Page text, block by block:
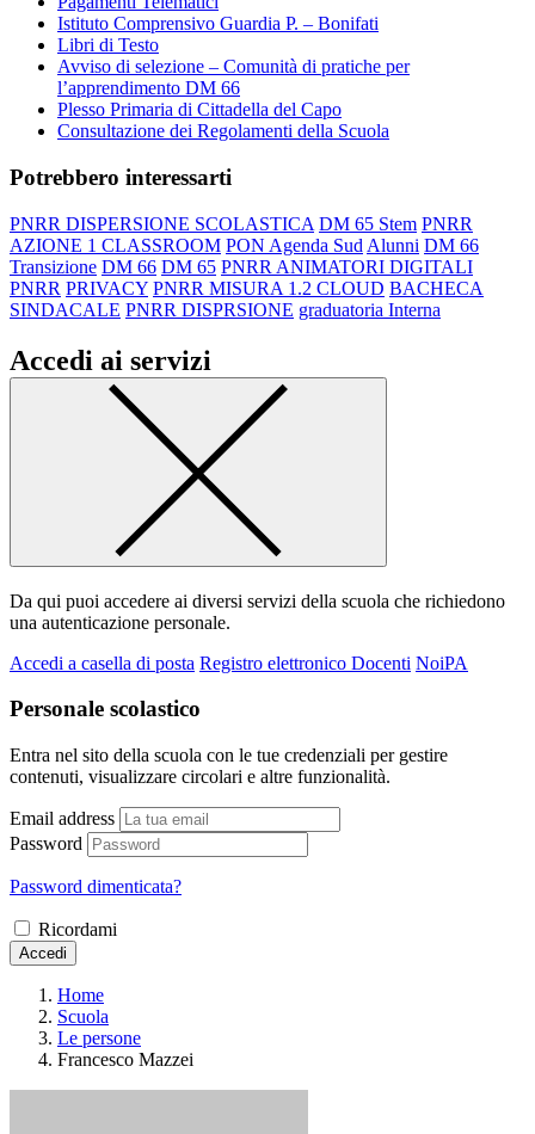
Istituto Comprensivo Guardia P. – Bonifati
Libri di Testo
Avviso di selezione – Comunità di pratiche per
l’apprendimento DM 66
Plesso Primaria di Cittadella del Capo
Consultazione dei Regolamenti della Scuola
Potrebbero interessarti
PNRR DISPERSIONE SCOLASTICA DM 65 Stem PNRR
AZIONE 1 CLASSROOM PON Agenda Sud Alunni DM 66
Transizione DM 66 DM 65 PNRR ANIMATORI DIGITALI
PNRR PRIVACY PNRR MISURA 1.2 CLOUD BACHECA
SINDACALE PNRR DISPRSIONE graduatoria Interna
Accedi ai servizi
Da qui puoi accedere ai diversi servizi della scuola che richiedono
una autenticazione personale.
Accedi a casella di posta Registro elettronico Docenti NoiPA
Personale scolastico
Entra nel sito della scuola con le tue credenziali per gestire
contenuti, visualizzare circolari e altre funzionalità.
Email address
Password
Password dimenticata?
Ricordami
Accedi
Home
Scuola
Le persone
Francesco Mazzei